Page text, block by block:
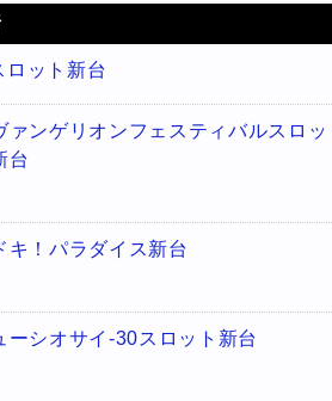
ロット新台
ァンゲリオンフェスティバルスロッ
台
キ！パラダイス新台
ーシオサイ-30スロット新台